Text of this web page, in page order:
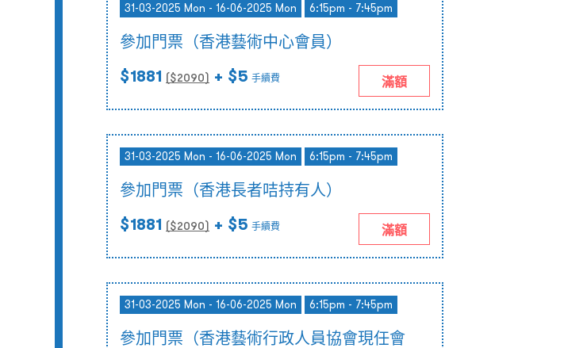
31-03-2025 Mon - 16-06-2025 Mon 6:15pm - 7:45pm
參加門票（香港藝術中心會員）
$1881 ($2090) + $5 手續費 滿額
31-03-2025 Mon - 16-06-2025 Mon 6:15pm - 7:45pm
參加門票（香港長者咭持有人）
$1881 ($2090) + $5 手續費 滿額
31-03-2025 Mon - 16-06-2025 Mon 6:15pm - 7:45pm
參加門票（香港藝術行政人員協會現任會